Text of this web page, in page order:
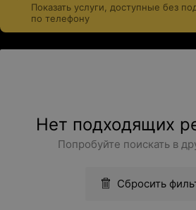
Показать услуги, доступные без
по телефону
Нет подходящих
Попробуйте поискать в
Сбросить